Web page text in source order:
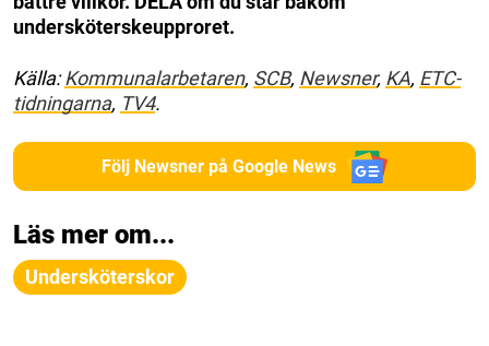
undersköterskeupproret.
Källa:Kommunalarbetaren, SCB, Newsner, KA, ETC-
tidningarna, TV4.
Följ Newsner på Google News
Läs mer om...
Undersköterskor